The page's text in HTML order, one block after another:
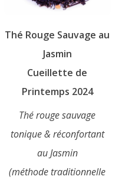
Thé Rouge Sauvage au
Jasmin
Cueillette de
Printemps 2024
Thé rouge sauvage
tonique & réconfortant
au Jasmin
(méthode traditionnelle